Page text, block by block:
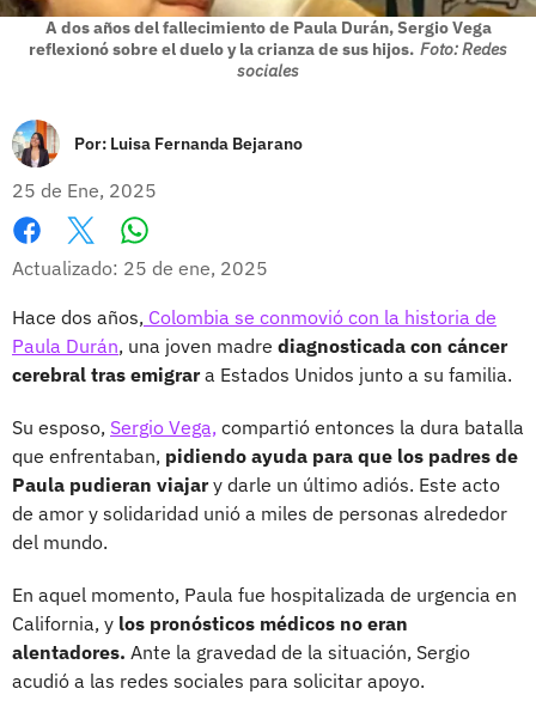
A dos años del fallecimiento de Paula Durán, Sergio Vega
reflexionó sobre el duelo y la crianza de sus hijos. Foto: Redes
sociales
Por: Luisa Fernanda Bejarano
25 de Ene, 2025
Facebook
X
Actualizado: 25 de ene, 2025
Hace dos años, Colombia se conmovió con la historia de
Paula Durán, una joven madre diagnosticada con cáncer
cerebral tras emigrara Estados Unidos junto a su familia.
Su esposo, Sergio Vega, compartió entonces la dura batalla
que enfrentaban, pidiendo ayuda para que los padres de
Paula pudieran viajary darle un último adiós. Este acto
de amor y solidaridad unió a miles de personas alrededor
del mundo.
En aquel momento, Paula fue hospitalizada de urgencia en
California, y los pronósticos médicos no eran
alentadores. Ante la gravedad de la situación, Sergio
acudió a las redes sociales para solicitar apoyo.